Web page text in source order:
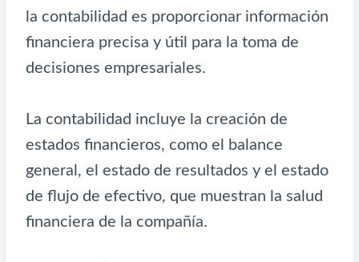
la contabilidad es proporcionar información
financiera precisa y útil para la toma de
decisiones empresariales.
La contabilidad incluye la creación de
estados financieros, como el balance
general, el estado de resultados y el estado
de flujo de efectivo, que muestran la salud
financiera de la compañía.